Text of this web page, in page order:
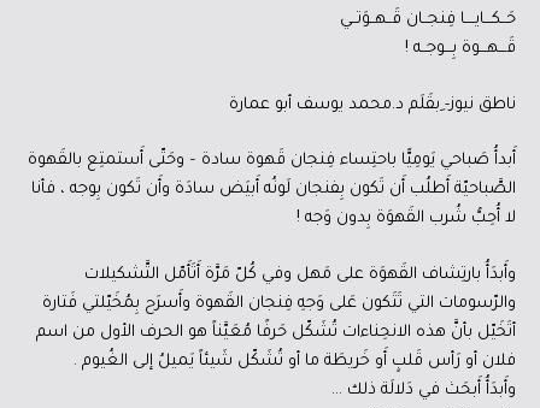
حَــكـــايــــا فِنجــان قَــهــوَتــي
قَـــهـــوة بِـــوجــه !
ناطق نيوز- ِبقَلَم د.محمد يوسف أبو عمارة
أَبدأُ صَباحي يَومِيًّا باحتِساء فِنجان قَهوة سادة – وحَتّى أَستمتِع بالقَهوة
الصَّباحيّة أَطلُب أَن تَكون بِفنجان لَونُه أَبيَض سادَة وأَن تَكون بِوجه ، فأنا
لا أُحِبُّ شُرب القَهوَة بِدون وَجه !
وأَبدَأُ بارتِشاف القَهوَة على مَهل وفي كُلّ مَرَّة أَتَأَمّل التَّشكيلات
والرّسومات التي تَتَكون عَلى وَجهِ فِنجان القَهوة وأَسرَح بِمُخَيّلتي فَتارة
أتَخَيّل بأنَّ هذه الانحِناءات تُشَكّل حَرفًا مُعَيَّناً هو الحرف الأول من اسم
فلان أو رَأس قَلبٍ أَو خَريطَة ما أو تُشَكّل شَيئاً يَميلُ إلى الغُيوم .
وأَبدَأُ أَبحَث في دَلالَة ذلك …